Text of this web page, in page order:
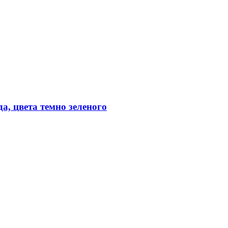
цвета темно зеленого